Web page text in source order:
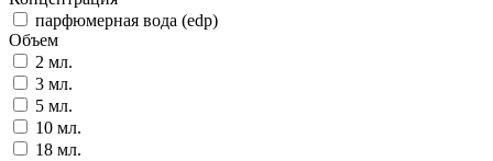
парфюмерная вода (edp)
Объем
2 мл.
3 мл.
5 мл.
10 мл.
18 мл.